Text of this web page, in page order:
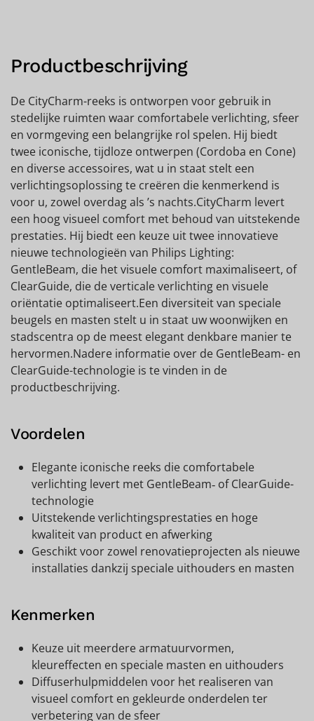
Productbeschrijving
De CityCharm-reeks is ontworpen voor gebruik in
stedelijke ruimten waar comfortabele verlichting, sfeer
en vormgeving een belangrijke rol spelen. Hij biedt
twee iconische, tijdloze ontwerpen (Cordoba en Cone)
en diverse accessoires, wat u in staat stelt een
verlichtingsoplossing te creëren die kenmerkend is
voor u, zowel overdag als ’s nachts.CityCharm levert
een hoog visueel comfort met behoud van uitstekende
prestaties. Hij biedt een keuze uit twee innovatieve
nieuwe technologieën van Philips Lighting:
GentleBeam, die het visuele comfort maximaliseert, of
ClearGuide, die de verticale verlichting en visuele
oriëntatie optimaliseert.Een diversiteit van speciale
beugels en masten stelt u in staat uw woonwijken en
stadscentra op de meest elegant denkbare manier te
hervormen.Nadere informatie over de GentleBeam- en
ClearGuide-technologie is te vinden in de
productbeschrijving.
Voordelen
Elegante iconische reeks die comfortabele
verlichting levert met GentleBeam‑ of ClearGuide-
technologie
Uitstekende verlichtingsprestaties en hoge
kwaliteit van product en afwerking
Geschikt voor zowel renovatieprojecten als nieuwe
installaties dankzij speciale uithouders en masten
Kenmerken
Keuze uit meerdere armatuurvormen,
kleureffecten en speciale masten en uithouders
Diffuserhulpmiddelen voor het realiseren van
visueel comfort en gekleurde onderdelen ter
verbetering van de sfeer